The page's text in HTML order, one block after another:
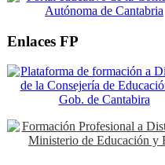
Enlaces FP